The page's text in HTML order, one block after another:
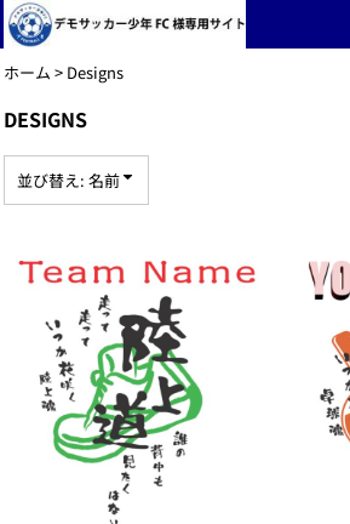
ホーム > Designs
DESIGNS
並び替え: 名前
デフォルト
名前